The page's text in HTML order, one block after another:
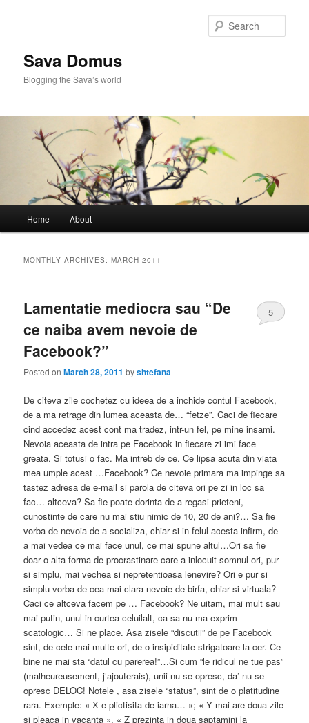
Sava Domus
Blogging the Sava’s world
Home About
MONTHLY ARCHIVES:MARCH 2011
Lamentatie mediocra sau “De
ce naiba avem nevoie de
Facebook?”
Posted onMarch 28, 2011 byshtefana
5
De citeva zile cochetez cu ideea de a inchide contul Facebook,
de a ma retrage din lumea aceasta de… “fetze”. Caci de fiecare
cind accedez acest cont ma tradez, intr-un fel, pe mine insami.
Nevoia aceasta de intra pe Facebook in fiecare zi imi face
greata. Si totusi o fac. Ma intreb de ce. Ce lipsa acuta din viata
mea umple acest …Facebook? Ce nevoie primara ma impinge sa
tastez adresa de e-mail si parola de citeva ori pe zi in loc sa
fac… altceva? Sa fie poate dorinta de a regasi prieteni,
cunostinte de care nu mai stiu nimic de 10, 20 de ani?… Sa fie
vorba de nevoia de a socializa, chiar si in felul acesta infirm, de
a mai vedea ce mai face unul, ce mai spune altul…Ori sa fie
doar o alta forma de procrastinare care a inlocuit somnul ori, pur
si simplu, mai vechea si nepretentioasa lenevire? Ori e pur si
simplu vorba de cea mai clara nevoie de birfa, chiar si virtuala?
Caci ce altceva facem pe … Facebook? Ne uitam, mai mult sau
mai putin, unul in curtea celuilalt, ca sa nu ma exprim
scatologic… Si ne place. Asa zisele “discutii” de pe Facebook
sint, de cele mai multe ori, de o insipiditate strigatoare la cer. Ce
bine ne mai sta “datul cu parerea!”…Si cum “le ridicul ne tue pas”
(malheureusement, j’ajouterais), unii nu se opresc, da’ nu se
opresc DELOC! Notele , asa zisele “status”, sint de o platitudine
rara. Exemple: « X e plictisita de iarna… »; « Y mai are doua zile
si pleaca in vacanta », « Z prezinta in doua saptamini la